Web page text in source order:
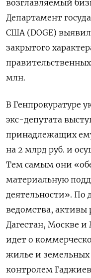
возглавляемый
Департамент
США (DOGE)
закрытого
млн.
В Генпрокуратуре
экс-депутата
принадлежащих
на 2 млрд руб. и
Тем самым они
материальную
деятельности». По
ведомства, активы
Дагестан, Москве и
идет о
жилье и земельных
контролем